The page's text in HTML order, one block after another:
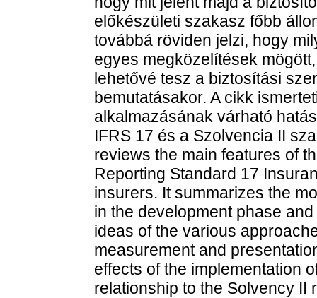
előkészületi szakasz főbb
továbbá röviden jelzi, hogy
egyes megközelítések
lehetővé tesz a biztosítási
bemutatásakor. A cikk
alkalmazásának várható
IFRS 17 és a Szolvencia II
reviews the main features of
Reporting Standard 17
insurers. It summarizes the
in the development phase
ideas of the various
measurement and
effects of the implementation
relationship to the Solvency II